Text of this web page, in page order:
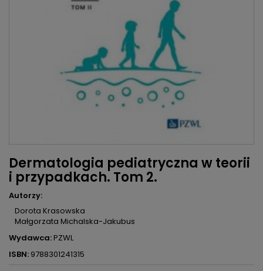
Dermatologia pediatryczna w teorii
i przypadkach. Tom 2.
Autorzy:
Dorota Krasowska
Małgorzata Michalska-Jakubus
Wydawca:PZWL
ISBN: 9788301241315